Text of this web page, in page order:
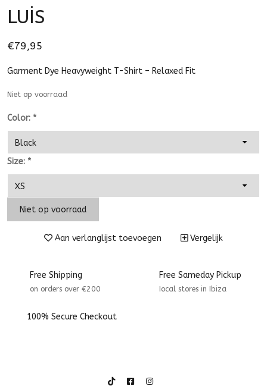
LUİS
€79,95
Garment Dye Heavyweight T-Shirt – Relaxed Fit
Niet op voorraad
Color: *
Size: *
Niet op voorraad
Aan verlanglijst toevoegen Vergelijk
Free Shipping
on orders over €200
Free Sameday Pickup
Iocal stores in Ibiza
100% Secure Checkout